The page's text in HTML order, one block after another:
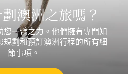
澳洲之旅嗎？
您一臂之力。他們擁有專門知
規劃和預訂澳洲行程的所有細
節事項。